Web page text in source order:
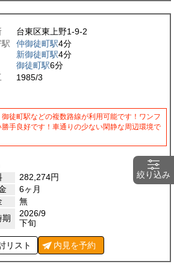
台東区東上野1-9-2
仲御徒町駅4分
新御徒町駅4分
御徒町駅6分
1985/3
徒町駅などの複数路線が利用可能です！ワンフ
手良好です！車通りの少ない閑静な周辺環境で
282,274円
6ヶ月
無
期
2026/9
下旬
リスト 内見を予約
絞り込み